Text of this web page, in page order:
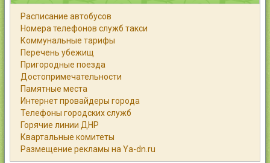
Статьи
Каталог
Справочник
Работа
Объявления
Помощь
Расписание автобусов
Номера телефонов служб такси
Коммунальные тарифы
Перечень убежищ
Пригородные поезда
Достопримечательности
Памятные места
Интернет провайдеры города
Телефоны городских служб
Горячие линии ДНР
Квартальные комитеты
Размещение рекламы на Ya-dn.ru